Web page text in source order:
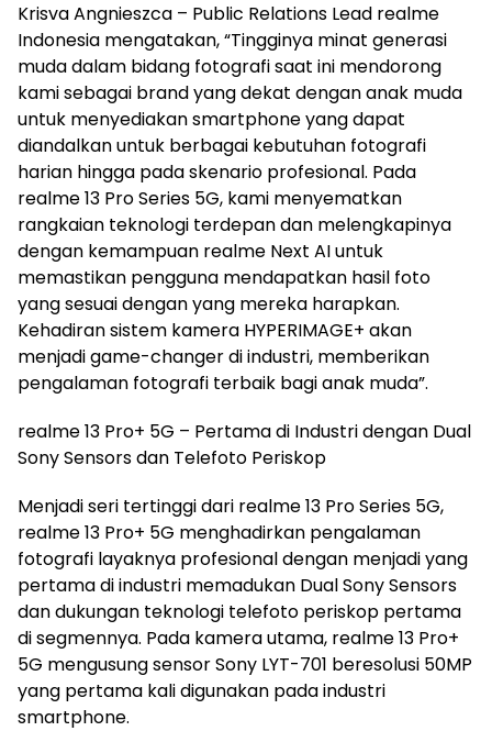
Krisva Angnieszca – Public Relations Lead realme
Indonesia mengatakan, “Tingginya minat generasi
muda dalam bidang fotografi saat ini mendorong
kami sebagai brand yang dekat dengan anak muda
untuk menyediakan smartphone yang dapat
diandalkan untuk berbagai kebutuhan fotografi
harian hingga pada skenario profesional. Pada
realme 13 Pro Series 5G, kami menyematkan
rangkaian teknologi terdepan dan melengkapinya
dengan kemampuan realme Next AI untuk
memastikan pengguna mendapatkan hasil foto
yang sesuai dengan yang mereka harapkan.
Kehadiran sistem kamera HYPERIMAGE+ akan
menjadi game-changer di industri, memberikan
pengalaman fotografi terbaik bagi anak muda”.
realme 13 Pro+ 5G – Pertama di Industri dengan Dual
Sony Sensors dan Telefoto Periskop
Menjadi seri tertinggi dari realme 13 Pro Series 5G,
realme 13 Pro+ 5G menghadirkan pengalaman
fotografi layaknya profesional dengan menjadi yang
pertama di industri memadukan Dual Sony Sensors
dan dukungan teknologi telefoto periskop pertama
di segmennya. Pada kamera utama, realme 13 Pro+
5G mengusung sensor Sony LYT-701 beresolusi 50MP
yang pertama kali digunakan pada industri
smartphone.